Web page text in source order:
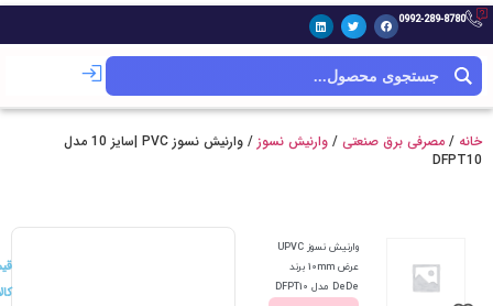
0992-289-8780
خانه / مصرفی برق صنعتی / وارنیش نسوز
/ وارنیش نسوز PVC |سایز 10 مدل
DFPT10
وارنیش نسوز UPVC
عرض 10mm برند
DeDe مدل DFPT10